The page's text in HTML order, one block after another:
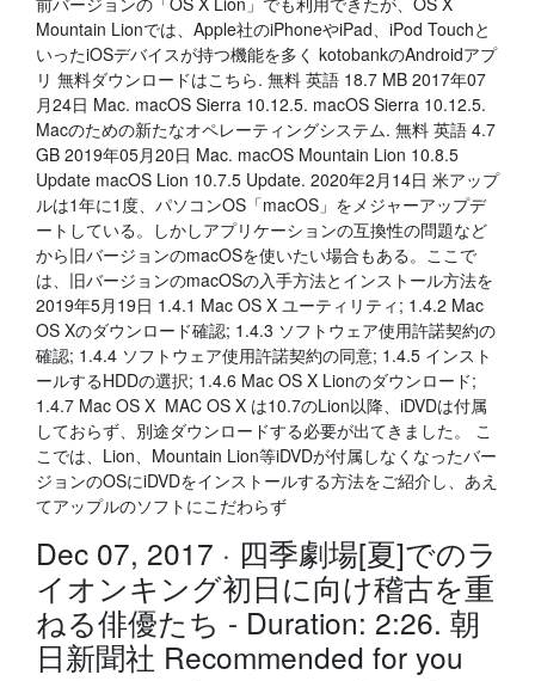
Mountain Lionでは、Apple社のiPhoneやiPad、iPod Touchと
いったiOSデバイスが持つ機能を多く kotobankのAndroidアプ
リ 無料ダウンロードはこちら. 無料 英語 18.7 MB 2017年07
月24日 Mac. macOS Sierra 10.12.5. macOS Sierra 10.12.5.
Macのための新たなオペレーティングシステム. 無料 英語 4.7
GB 2019年05月20日 Mac. macOS Mountain Lion 10.8.5
Update macOS Lion 10.7.5 Update. 2020年2月14日 米アップ
ルは1年に1度、パソコンOS「macOS」をメジャーアップデ
ートしている。しかしアプリケーションの互換性の問題など
から旧バージョンのmacOSを使いたい場合もある。ここで
は、旧バージョンのmacOSの入手方法とインストール方法を
2019年5月19日 1.4.1 Mac OS X ユーティリティ; 1.4.2 Mac
OS Xのダウンロード確認; 1.4.3 ソフトウェア使用許諾契約の
確認; 1.4.4 ソフトウェア使用許諾契約の同意; 1.4.5 インスト
ールするHDDの選択; 1.4.6 Mac OS X Lionのダウンロード;
1.4.7 Mac OS X MAC OS X は10.7のLion以降、iDVDは付属
しておらず、別途ダウンロードする必要が出てきました。 こ
こでは、Lion、Mountain Lion等iDVDが付属しなくなったバー
ジョンのOSにiDVDをインストールする方法をご紹介し、あえ
てアップルのソフトにこだわらず
Dec 07, 2017 · 四季劇場[夏]でのラ
イオンキング初日に向け稽古を重
ねる俳優たち - Duration: 2:26. 朝
日新聞社 Recommended for you